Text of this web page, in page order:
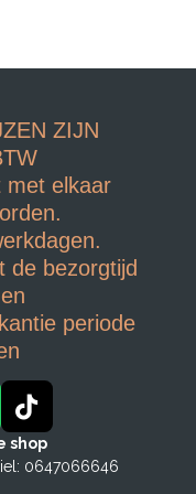
ZIJN
met elkaar
de bezorgtijd
periode
T
i
k
shop
0647066646